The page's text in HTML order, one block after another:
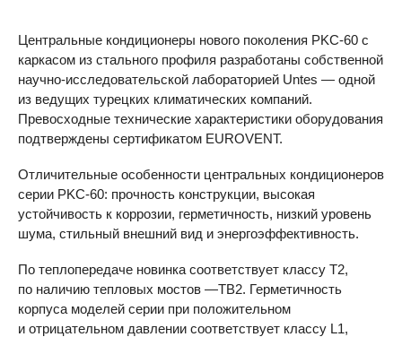
Центральные кондиционеры нового поколения PKC-60 с
каркасом из стального профиля разработаны собственной
научно-исследовательской лабораторией Untes — одной
из ведущих турецких климатических компаний.
Превосходные технические характеристики оборудования
подтверждены сертификатом EUROVENT.
Отличительные особенности центральных кондиционеров
серии PKC-60: прочность конструкции, высокая
устойчивость к коррозии, герметичность, низкий уровень
шума, стильный внешний вид и энергоэффективность.
По теплопередаче новинка соответствует классу Т2,
по наличию тепловых мостов —ТВ2. Герметичность
корпуса моделей серии при положительном
и отрицательном давлении соответствует классу L1,